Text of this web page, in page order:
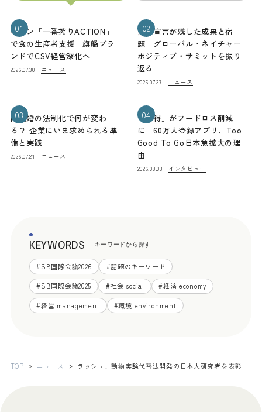
01
キリン「一番搾りACTION」
で食の生産者支援 旗艦ブラ
ンドでCSV経営深化へ
2026.07.30 ニュース
02
熊本宣言が残した成果と宿
題 グローバル・ネイチャー
ポジティブ・サミットを振り
返る
2026.07.27 ニュース
03
同性婚の法制化で何が変わ
る？ 企業にいま求められる準
備と実践
2026.07.21 ニュース
04
「お得」がフードロス削減
に 60万人登録アプリ、Too
Good To Go日本急拡大の理
由
2026.08.03 インタビュー
KEYWORDS キーワードから探す
#SB国際会議2026 #話題のキーワード
#SB国際会議2025 #社会 social #経済 economy
#経営 management #環境 environment
TOP ニュース ラッシュ、動物実験代替法開発の日本人研究者を表彰